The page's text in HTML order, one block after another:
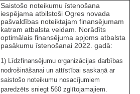
Saistošo noteikumu īstenošana
iespējama atbilstoši Ogres novada
pašvaldības noteiktajam finansējumam
katram atbalsta veidam. Norādīts
optimālais finansējuma apjoms atbalsta
pasākumu īstenošanai 2022. gadā:
1) Līdzfinansējumu organizācijas darbības
nodrošināšanai un attīstībai saskaņā ar
saistošo noteikumu nosacījumiem
paredzēts sniegt 560 zglītojamajiem.